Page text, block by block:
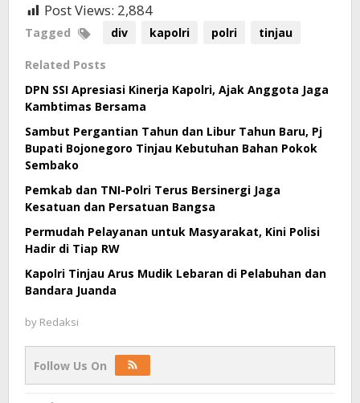
Post Views: 2,884
Tagged div kapolri polri tinjau
Related Posts
DPN SSI Apresiasi Kinerja Kapolri, Ajak Anggota Jaga
Kambtimas Bersama
Sambut Pergantian Tahun dan Libur Tahun Baru, Pj
Bupati Bojonegoro Tinjau Kebutuhan Bahan Pokok
Sembako
Pemkab dan TNI-Polri Terus Bersinergi Jaga
Kesatuan dan Persatuan Bangsa
Permudah Pelayanan untuk Masyarakat, Kini Polisi
Hadir di Tiap RW
Kapolri Tinjau Arus Mudik Lebaran di Pelabuhan dan
Bandara Juanda
by Redaksi
Follow Us On